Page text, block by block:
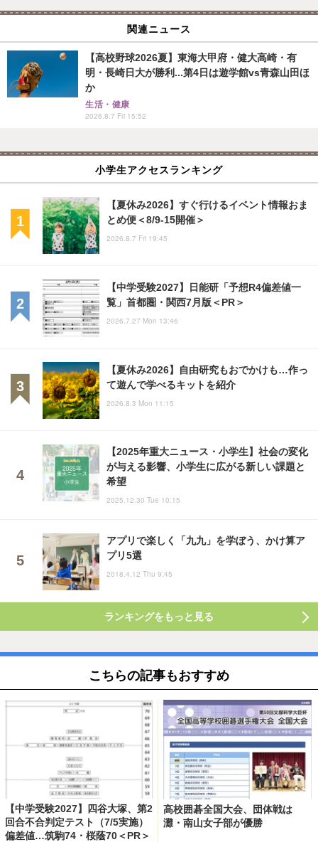
関連ニュース
【高校野球2026夏】東海大甲府・健大高崎・有
明・長崎日大が勝利...第4日は遊学館vs青森山田ほ
か
生活・健康
2026.8.7 Fri 15:52
小学生アクセスランキング
【夏休み2026】すぐ行けるイベント情報おま
とめ便＜8/9-15開催＞
2026.8.7 Fri 19:45
【中学受験2027】日能研「予想R4偏差値一
覧」首都圏・関西7月版＜PR＞
2026.7.27 Mon 13:46
【夏休み2026】自由研究もおでかけも…作っ
て遊んで学べるキットを紹介
2026.8.3 Mon 11:15
【2025年重大ニュース・小学生】社会の変化
が与える影響、小学生に広がる新しい課題と
希望
2025.12.30 Tue 10:15
アプリで楽しく「九九」を学ぼう、かけ算ア
プリ5選
2018.4.12 Thu 9:45
ランキングをもっと見る
こちらの記事もおすすめ
【中学受験2027】四谷大塚、第2
回合不合判定テスト（7/5実施）
偏差値…筑駒74・桜蔭70＜PR＞
高校囲碁全国大会、団体戦は
灘・南山女子部が優勝